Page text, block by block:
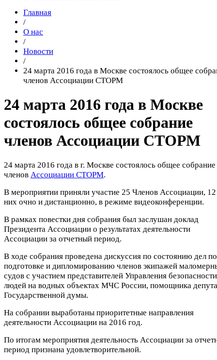
Главная
/
О нас
/
Новости
/
24 марта 2016 года в Москве состоялось общее
членов Ассоциации СТОРМ
24 марта 2016 года в Москве
состоялось общее собрание
членов Ассоциации СТОРМ
24 марта 2016 года в г. Москве состоялось общее собрание
членов Ассоциации СТОРМ.
В мероприятии приняли участие 25 Членов Ассоциации, 12
них очно и дистанционно, в режиме видеоконференции.
В рамках повестки дня собрания был заслушан доклад
Президента Ассоциации о результатах деятельности
Ассоциации за отчетный период.
В ходе собрания проведена дискуссия по состоянию дел по
подготовке и дипломированию членов экипажей
судов с участием представителей Управления безопасности
людей на водных объектах МЧС России, помощника
Государственной думы.
На собрании выработаны приоритетные направления
деятельности Ассоциации на 2016 год.
По итогам мероприятия деятельность Ассоциации за
период признана удовлетворительной.